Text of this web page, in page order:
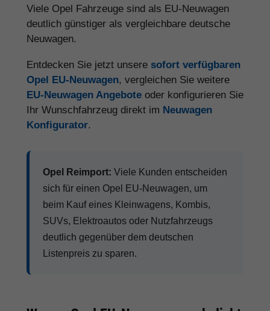
Viele Opel Fahrzeuge sind als EU-Neuwagen
deutlich günstiger als vergleichbare deutsche
Neuwagen.
Entdecken Sie jetzt unsere sofort verfügbaren
Opel EU-Neuwagen, vergleichen Sie weitere
EU-Neuwagen Angebote oder konfigurieren Sie
Ihr Wunschfahrzeug direkt im Neuwagen
Konfigurator.
Opel Reimport: Viele Kunden entscheiden
sich für einen Opel EU-Neuwagen, um
beim Kauf eines Kleinwagens, Kombis,
SUVs, Elektroautos oder Nutzfahrzeugs
deutlich gegenüber dem deutschen
Listenpreis zu sparen.